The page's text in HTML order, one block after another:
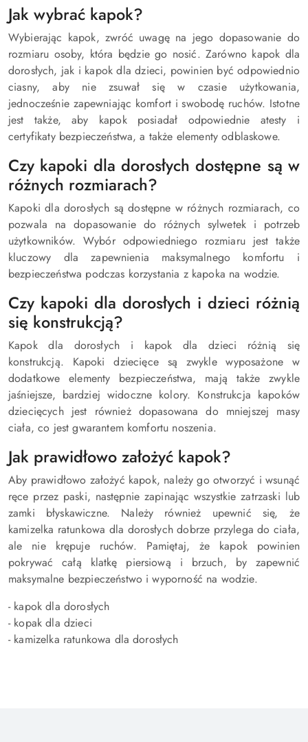
Jak wybrać kapok?
Wybierając kapok, zwróć uwagę na jego dopasowanie do
rozmiaru osoby, która będzie go nosić. Zarówno kapok dla
dorosłych, jak i kapok dla dzieci, powinien być odpowiednio
ciasny, aby nie zsuwał się w czasie użytkowania,
jednocześnie zapewniając komfort i swobodę ruchów. Istotne
jest także, aby kapok posiadał odpowiednie atesty i
certyfikaty bezpieczeństwa, a także elementy odblaskowe.
Czy kapoki dla dorosłych dostępne są w
różnych rozmiarach?
Kapoki dla dorosłych są dostępne w różnych rozmiarach, co
pozwala na dopasowanie do różnych sylwetek i potrzeb
użytkowników. Wybór odpowiedniego rozmiaru jest także
kluczowy dla zapewnienia maksymalnego komfortu i
bezpieczeństwa podczas korzystania z kapoka na wodzie.
Czy kapoki dla dorosłych i dzieci różnią
się konstrukcją?
Kapok dla dorosłych i kapok dla dzieci różnią się
konstrukcją. Kapoki dziecięce są zwykle wyposażone w
dodatkowe elementy bezpieczeństwa, mają także zwykle
jaśniejsze, bardziej widoczne kolory. Konstrukcja kapoków
dziecięcych jest również dopasowana do mniejszej masy
ciała, co jest gwarantem komfortu noszenia.
Jak prawidłowo założyć kapok?
Aby prawidłowo założyć kapok, należy go otworzyć i wsunąć
ręce przez paski, następnie zapinając wszystkie zatrzaski lub
zamki błyskawiczne. Należy również upewnić się, że
kamizelka ratunkowa dla dorosłych dobrze przylega do ciała,
ale nie krępuje ruchów. Pamiętaj, że kapok powinien
pokrywać całą klatkę piersiową i brzuch, by zapewnić
maksymalne bezpieczeństwo i wyporność na wodzie.
- kapok dla dorosłych
- kopak dla dzieci
- kamizelka ratunkowa dla dorosłych